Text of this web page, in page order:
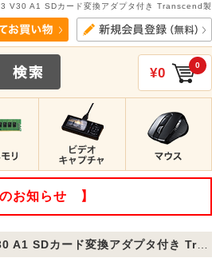
V30 A1 SDカード変換アダプタ付き Transcend製
¥0 0
お知らせ 】
カード変換アダプタ付き Transcend製